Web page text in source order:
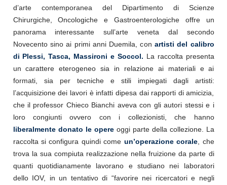
d’arte contemporanea del Dipartimento di Scienze
Chirurgiche, Oncologiche e Gastroenterologiche offre un
panorama interessante sull’arte veneta dal secondo
Novecento sino ai primi anni Duemila, con artisti del calibro
di Plessi, Tasca, Massironi e Soccol. La raccolta presenta
un carattere eterogeneo sia in relazione ai materiali e ai
formati, sia per tecniche e stili impiegati dagli artisti:
l’acquisizione dei lavori è infatti dipesa dai rapporti di amicizia,
che il professor Chieco Bianchi aveva con gli autori stessi e i
loro congiunti ovvero con i collezionisti, che hanno
liberalmente donato le opereoggi parte della collezione. La
raccolta si configura quindi come un’operazione corale , che
trova la sua compiuta realizzazione nella fruizione da parte di
quanti quotidianamente lavorano e studiano nei laboratori
dello IOV, in un tentativo di “favorire nei ricercatori e negli